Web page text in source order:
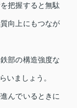
把握すると無駄
向上にもつなが
部の構造強度な
いましょう。
んでいるときに